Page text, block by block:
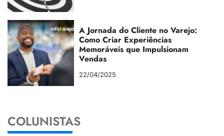
A Jornada do Cliente no Varejo:
Como Criar Experiências
Memoráveis que Impulsionam
Vendas
22/04/2025
COLUNISTAS